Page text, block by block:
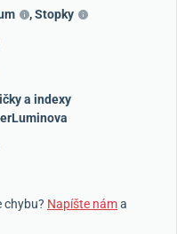
,Stopky
a indexy
chybu? Napíšte náma